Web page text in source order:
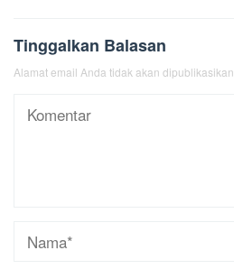
Tinggalkan Balasan
Alamat email Anda tidak akan dipublikasikan.